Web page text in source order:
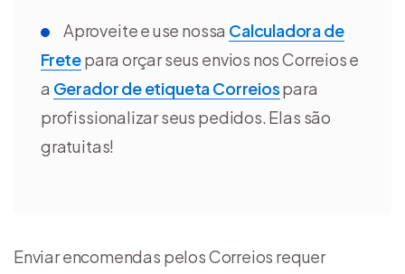
Aproveite e use nossa Calculadora de
Fretepara orçar seus envios nos Correios e
a Gerador de etiqueta Correiospara
profissionalizar seus pedidos. Elas são
gratuitas!
Enviar encomendas pelos Correios requer